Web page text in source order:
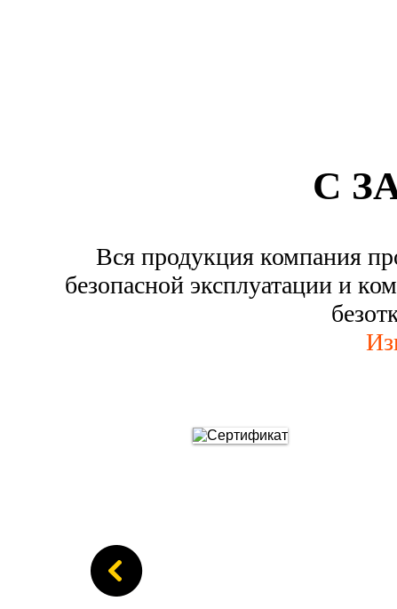
С
Вся продукция компания
безопасной эксплуатации и